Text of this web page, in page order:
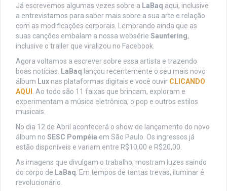
Já escrevemos algumas vezes sobre a LaBaq aqui, inclusive
a entrevistamos para saber mais sobre a sua arte e relação
com as modificações corporais. Lembrando ainda que as
suas canções embalam a nossa websérie Sauntering,
inclusive o trailer que viralizou no Facebook.
Agora voltamos a escrever sobre essa artista e trazendo
boas notícias.
LaBaq lançou recentemente o seu mais novo
álbum Lux nas plataformas digitais e você ouvir CLICANDO
AQUI
. Ao todo são 11 faixas que brincam, exploram e
experimentam a música eletrônica, o pop e outros estilos
musicais.
No dia 12 de Abril acontecerá o show de lançamento do novo
álbum no SESC Pompéia em São Paulo. Os ingressos já
estão disponíveis e variam entre R$10,00 e R$20,00.
As imagens que divulgam o trabalho, mostram luzes saindo
do corpo de LaBaq . Em tempos de tantas trevas, iluminar é
revolucionário.